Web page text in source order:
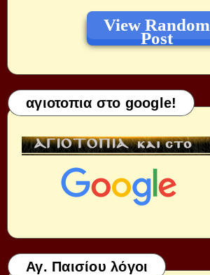
View Random
Post
αγιοτοπια στο google!
Αγ. Παισίου λόγοι